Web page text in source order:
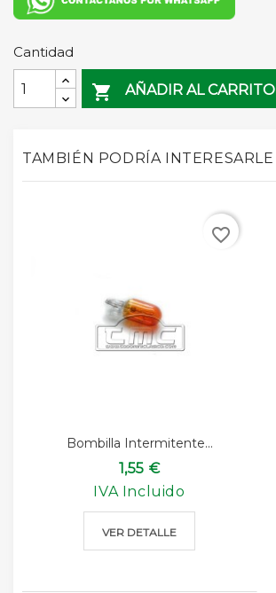
Cantidad
 AÑADIR AL CARRITO
TAMBIÉN PODRÍA INTERESARLE
Bombilla Intermitente...
1,55 €
IVA Incluido
VER DETALLE
favorite_border